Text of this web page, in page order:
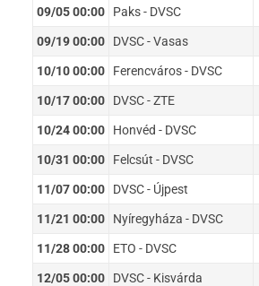
09/05 00:00 Paks - DVSC
09/19 00:00 DVSC - Vasas
10/10 00:00 Ferencváros - DVSC
10/17 00:00 DVSC - ZTE
10/24 00:00 Honvéd - DVSC
10/31 00:00 Felcsút - DVSC
11/07 00:00 DVSC - Újpest
11/21 00:00 Nyíregyháza - DVSC
11/28 00:00 ETO - DVSC
12/05 00:00 DVSC - Kisvárda